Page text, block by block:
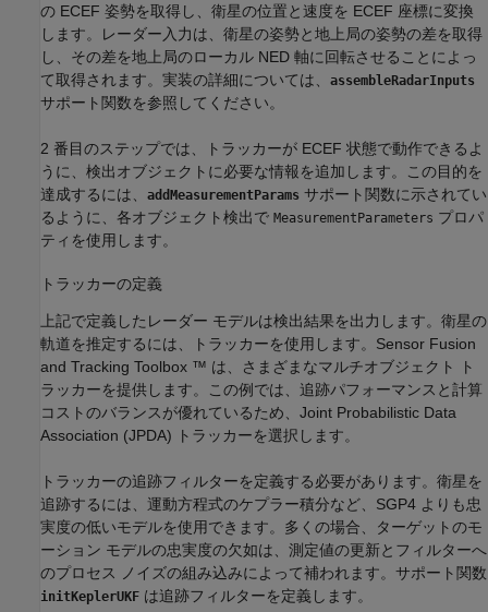
の ECEF 姿勢を取得し、衛星の位置と速度を ECEF 座標に変換
します。レーダー入力は、衛星の姿勢と地上局の姿勢の差を取得
し、その差を地上局のローカル NED 軸に回転させることによっ
て取得されます。実装の詳細については、 assembleRadarInputs
サポート関数を参照してください。
2 番目のステップでは、トラッカーが ECEF 状態で動作できるよ
うに、検出オブジェクトに必要な情報を追加します。この目的を
達成するには、 addMeasurementParams サポート関数に示されてい
るように、各オブジェクト検出で MeasurementParameters プロパ
ティを使用します。
トラッカーの定義
上記で定義したレーダー モデルは検出結果を出力します。衛星の
軌道を推定するには、トラッカーを使用します。Sensor Fusion
and Tracking Toolbox ™ は、さまざまなマルチオブジェクト ト
ラッカーを提供します。この例では、追跡パフォーマンスと計算
コストのバランスが優れているため、Joint Probabilistic Data
Association (JPDA) トラッカーを選択します。
トラッカーの追跡フィルターを定義する必要があります。衛星を
追跡するには、運動方程式のケプラー積分など、SGP4 よりも忠
実度の低いモデルを使用できます。多くの場合、ターゲットのモ
ーション モデルの忠実度の欠如は、測定値の更新とフィルターへ
のプロセス ノイズの組み込みによって補われます。サポート関数
initKeplerUKF は追跡フィルターを定義します。